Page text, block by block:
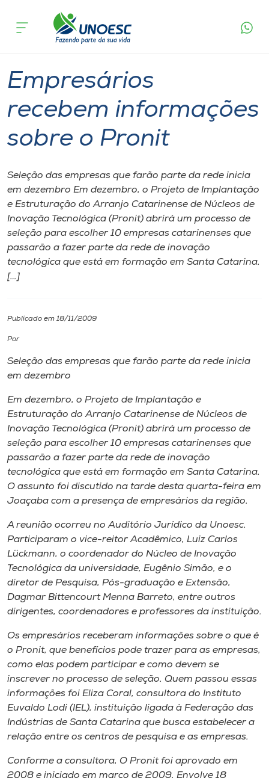
Cursos
Atendimento ao Estudante
Portal de Ensino
A
Unoesc
Internacionalização
Cultura
CPA
Biblioteca
Editora
Rádio
Museu
Unoesc
Store
Selecione
o idioma
acontece
Empresários
recebem informações
sobre o Pronit
Seleção das empresas que farão parte da rede inicia
em dezembro Em dezembro, o Projeto de Implantação
e Estruturação do Arranjo Catarinense de Núcleos de
Inovação Tecnológica (Pronit) abrirá um processo de
seleção para escolher 10 empresas catarinenses que
passarão a fazer parte da rede de inovação
tecnológica que está em formação em Santa Catarina.
[…]
Publicado em 18/11/2009
Por
Seleção das empresas que farão parte da rede inicia
em dezembro
Em dezembro, o Projeto de Implantação e
Estruturação do Arranjo Catarinense de Núcleos de
Inovação Tecnológica (Pronit) abrirá um processo de
seleção para escolher 10 empresas catarinenses que
passarão a fazer parte da rede de inovação
tecnológica que está em formação em Santa Catarina.
O assunto foi discutido na tarde desta quarta-feira em
Joaçaba com a presença de empresários da região.
A reunião ocorreu no Auditório Jurídico da Unoesc.
Participaram o vice-reitor Acadêmico, Luiz Carlos
Lückmann, o coordenador do Núcleo de Inovação
Tecnológica da universidade, Eugênio Simão, e o
diretor de Pesquisa, Pós-graduação e Extensão,
Dagmar Bittencourt Menna Barreto, entre outros
dirigentes, coordenadores e professores da instituição.
Os empresários receberam informações sobre o que é
o Pronit, que benefícios pode trazer para as empresas,
como elas podem participar e como devem se
inscrever no processo de seleção. Quem passou essas
informações foi Eliza Coral, consultora do Instituto
Euvaldo Lodi (IEL), instituição ligada à Federação das
Indústrias de Santa Catarina que busca estabelecer a
relação entre os centros de pesquisa e as empresas.
Conforme a consultora, O Pronit foi aprovado em
2008 e iniciado em março de 2009. Envolve 18